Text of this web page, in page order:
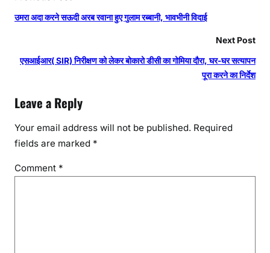
उमरा अदा करने सऊदी अरब रवाना हुए गुलाम रब्बानी, भावभीनी विदाई
Next Post
एसआईआर( SIR) निरीक्षण को लेकर बोकारो डीसी का गोमिया दौरा, घर-घर सत्यापन
पूरा करने का निर्देश
Leave a Reply
Your email address will not be published. Required
fields are marked *
Comment *